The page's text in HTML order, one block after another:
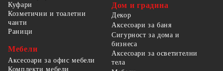
Куфари
Козметични и тоалетни
чанти
Раници
Мебели
Аксесоари за офис мебели
Комплекти мебели
Дом и градина
Декор
Аксесоари за баня
Сигурност за дома и
бизнеса
Аксесоари за осветителни
тела